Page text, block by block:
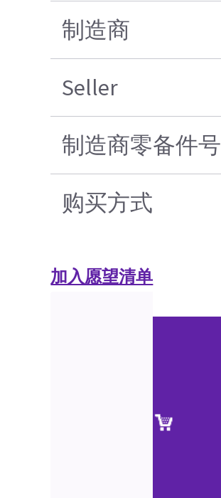
制造商
Seller
制造商零备件号
购买方式
加入愿望清单